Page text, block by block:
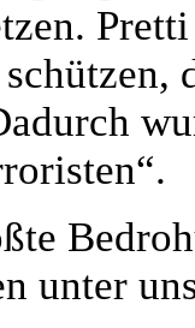
unter